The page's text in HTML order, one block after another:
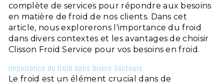
complète de services pour répondre aux besoins
en matière de froid de nos clients. Dans cet
article, nous explorerons l'importance du froid
dans divers contextes et les avantages de choisir
Clisson Froid Service pour vos besoins en froid.
Importance du froid dans Divers Secteurs
Le froid est un élément crucial dans de